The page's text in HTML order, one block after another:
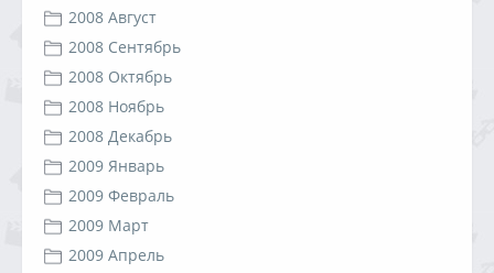
2008 Август
2008 Сентябрь
2008 Октябрь
2008 Ноябрь
2008 Декабрь
2009 Январь
2009 Февраль
2009 Март
2009 Апрель